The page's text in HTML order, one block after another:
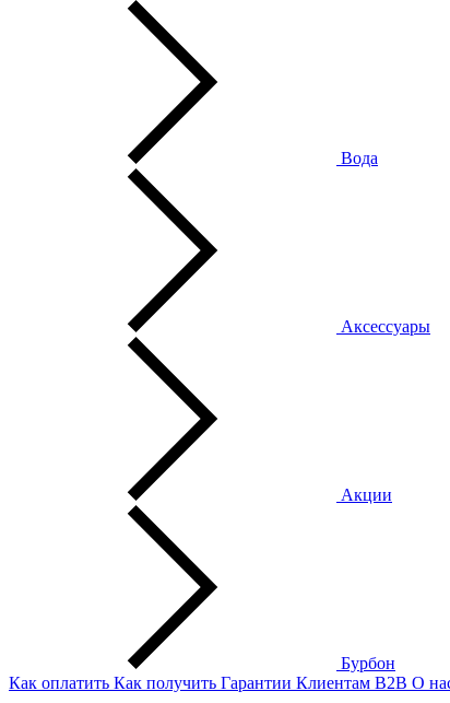
Вода
Аксессуары
Акции
Бурбон
Как оплатить Как получить Гарантии Клиентам B2B О